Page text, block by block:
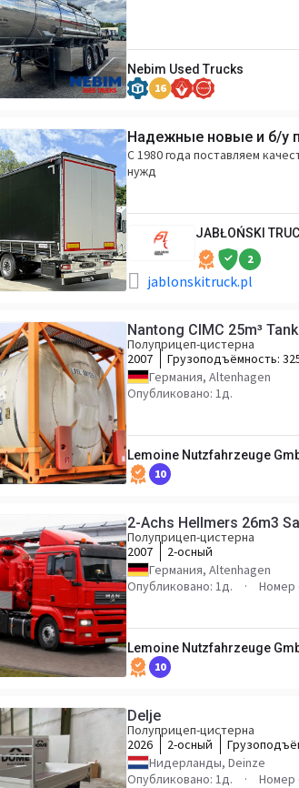
Nebim Used Trucks
16
Надежные новые и б/у
С 1980 года поставляем
нужд
JABŁOŃSKI
2
jablonskitruck.pl
Nantong CIMC 25m³
Полуприцеп-цистерна
2007
Грузоподъёмность:
Германия, Altenhagen
Опубликовано: 1д.
Lemoine Nutzfahrzeuge
10
2-Achs Hellmers 26m3
Полуприцеп-цистерна
2007
2-осный
Германия, Altenhagen
Опубликовано: 1д.
Номер
Lemoine Nutzfahrzeuge
10
Delje
Полуприцеп-цистерна
2026
2-осный
Нидерланды, Deinze
Опубликовано: 1д.
Номер